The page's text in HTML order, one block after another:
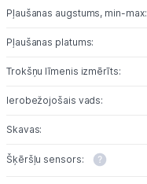
Uzņēmumiem
Kontakti
Pļaušanas augstums, min-max:
Pļaušanas platums:
Trokšņu līmenis izmērīts:
Ierobežojošais vads:
Skavas:
Šķēršļu sensors: